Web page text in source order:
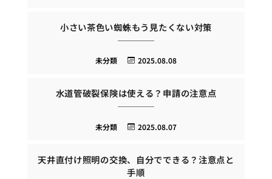
小さい茶色い蜘蛛もう見たくない対策
2025.08.08
未分類
水道管破裂保険は使える？申請の注意点
2025.08.07
未分類
天井直付け照明の交換、自分でできる？注意点と
手順